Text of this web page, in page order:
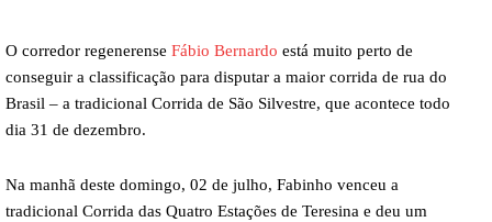
O corredor regenerense Fábio Bernardo está muito perto de
conseguir a classificação para disputar a maior corrida de rua do
Brasil – a tradicional Corrida de São Silvestre, que acontece todo
dia 31 de dezembro.
Na manhã deste domingo, 02 de julho, Fabinho venceu a
tradicional Corrida das Quatro Estações de Teresina e deu um